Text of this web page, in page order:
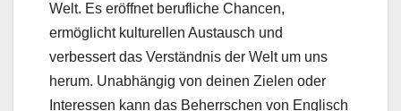
Welt. Es eröffnet berufliche Chancen,
ermöglicht kulturellen Austausch und
verbessert das Verständnis der Welt um uns
herum. Unabhängig von deinen Zielen oder
Interessen kann das Beherrschen von Englisch